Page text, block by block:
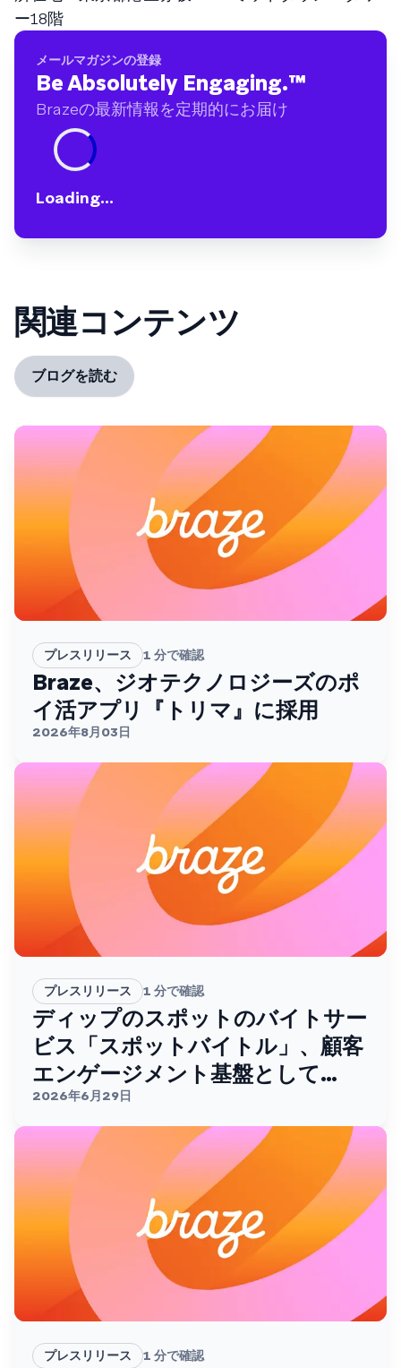
ー18階
メールマガジンの登録
Be Absolutely Engaging.™
Brazeの最新情報を定期的にお届け
Loading...
関連コンテンツ
ブログを読む
プレスリリース 1 分で確認
Braze、ジオテクノロジーズのポ
イ活アプリ『トリマ』に採用
2026年8月03日
プレスリリース 1 分で確認
ディップのスポットのバイトサー
ビス「スポットバイトル」、顧客
エンゲージメント基盤として
Brazeを採用。
2026年6月29日
プレスリリース 1 分で確認